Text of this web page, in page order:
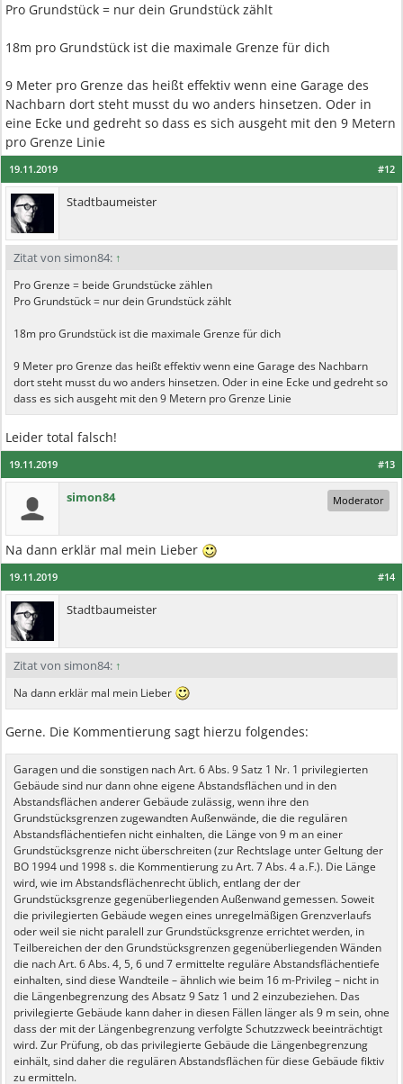
Pro Grundstück = nur dein Grundstück zählt
18m pro Grundstück ist die maximale Grenze für dich
9 Meter pro Grenze das heißt effektiv wenn eine Garage des
Nachbarn dort steht musst du wo anders hinsetzen. Oder in
eine Ecke und gedreht so dass es sich ausgeht mit den 9 Metern
pro Grenze Linie
#12
19.11.2019
Stadtbaumeister
Zitat von simon84: ↑
Pro Grenze = beide Grundstücke zählen
Pro Grundstück = nur dein Grundstück zählt
18m pro Grundstück ist die maximale Grenze für dich
9 Meter pro Grenze das heißt effektiv wenn eine Garage des Nachbarn
dort steht musst du wo anders hinsetzen. Oder in eine Ecke und gedreht so
dass es sich ausgeht mit den 9 Metern pro Grenze Linie
Leider total falsch!
#13
19.11.2019
simon84 Moderator
Na dann erklär mal mein Lieber
#14
19.11.2019
Stadtbaumeister
Zitat von simon84: ↑
Na dann erklär mal mein Lieber
Gerne. Die Kommentierung sagt hierzu folgendes:
Garagen und die sonstigen nach Art. 6 Abs. 9 Satz 1 Nr. 1 privilegierten
Gebäude sind nur dann ohne eigene Abstandsflächen und in den
Abstandsflächen anderer Gebäude zulässig, wenn ihre den
Grundstücksgrenzen zugewandten Außenwände, die die regulären
Abstandsflächentiefen nicht einhalten, die Länge von 9 m an einer
Grundstücksgrenze nicht überschreiten (zur Rechtslage unter Geltung der
BO 1994 und 1998 s. die Kommentierung zu Art. 7 Abs. 4 a. F.). Die Länge
wird, wie im Abstandsflächenrecht üblich, entlang der der
Grundstücksgrenze gegenüberliegenden Außenwand gemessen. Soweit
die privilegierten Gebäude wegen eines unregelmäßigen Grenzverlaufs
oder weil sie nicht paralell zur Grundstücksgrenze errichtet werden, in
Teilbereichen der den Grundstücksgrenzen gegenüberliegenden Wänden
die nach Art. 6 Abs. 4, 5, 6 und 7 ermittelte reguläre Abstandsflächentiefe
einhalten, sind diese Wandteile – ähnlich wie beim 16 m-Privileg – nicht in
die Längenbegrenzung des Absatz 9 Satz 1 und 2 einzubeziehen. Das
privilegierte Gebäude kann daher in diesen Fällen länger als 9 m sein, ohne
dass der mit der Längenbegrenzung verfolgte Schutzzweck beeinträchtigt
wird. Zur Prüfung, ob das privilegierte Gebäude die Längenbegrenzung
einhält, sind daher die regulären Abstandsflächen für diese Gebäude fiktiv
zu ermitteln.